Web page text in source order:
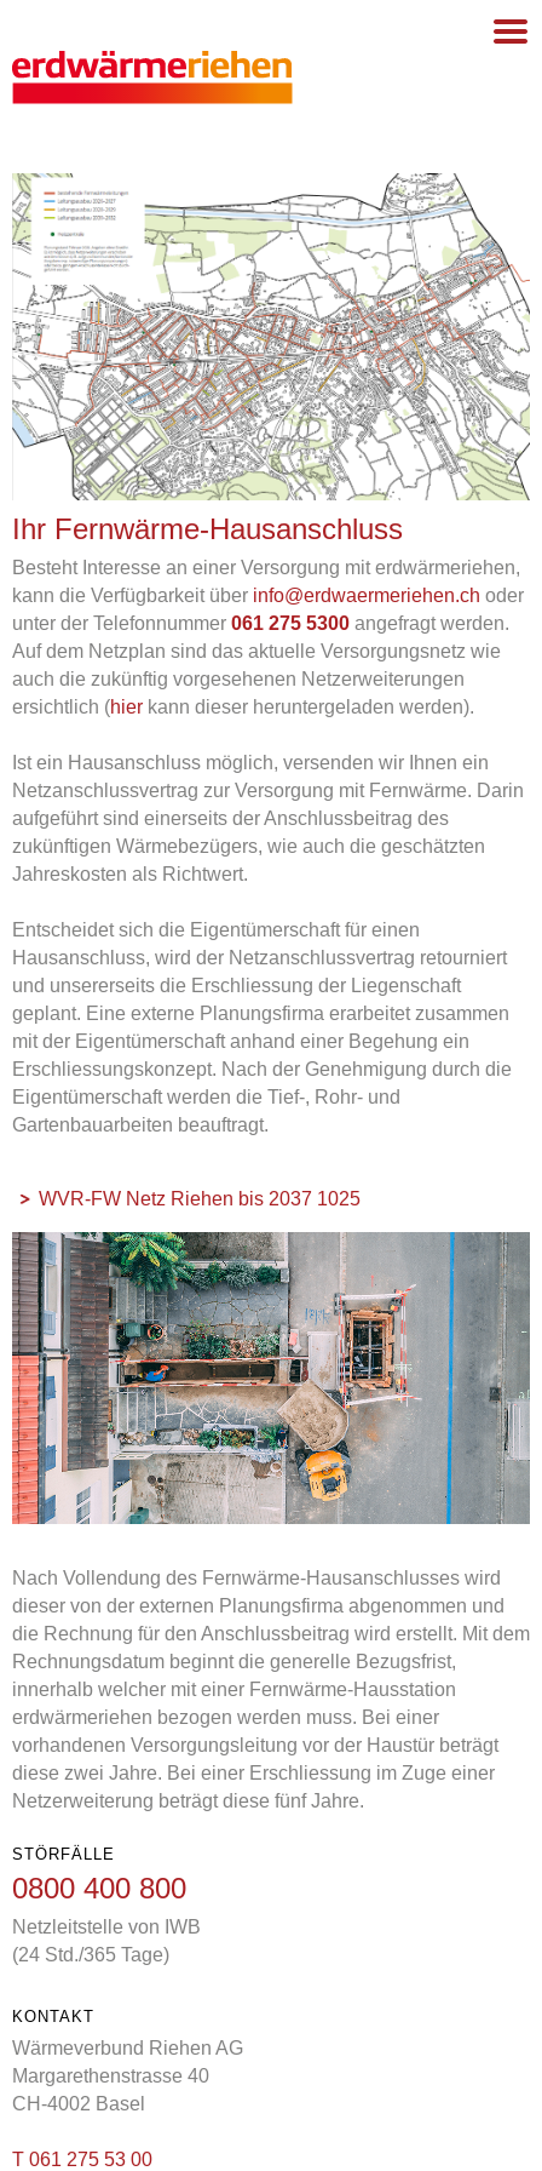
Ihr Fernwärme-Hausanschluss
Besteht Interesse an einer Versorgung mit erdwärmeriehen,
kann die Verfügbarkeit über info@erdwaermeriehen.ch oder
unter der Telefonnummer 061 275 5300 angefragt werden.
Auf dem Netzplan sind das aktuelle Versorgungsnetz wie
auch die zukünftig vorgesehenen Netzerweiterungen
ersichtlich (hier kann dieser heruntergeladen werden).
Ist ein Hausanschluss möglich, versenden wir Ihnen ein
Netzanschlussvertrag zur Versorgung mit Fernwärme. Darin
aufgeführt sind einerseits der Anschlussbeitrag des
zukünftigen Wärmebezügers, wie auch die geschätzten
Jahreskosten als Richtwert.
Entscheidet sich die Eigentümerschaft für einen
Hausanschluss, wird der Netzanschlussvertrag retourniert
und unsererseits die Erschliessung der Liegenschaft
geplant. Eine externe Planungsfirma erarbeitet zusammen
mit der Eigentümerschaft anhand einer Begehung ein
Erschliessungskonzept. Nach der Genehmigung durch die
Eigentümerschaft werden die Tief-, Rohr- und
Gartenbauarbeiten beauftragt.
WVR-FW Netz Riehen bis 2037 1025
Nach Vollendung des Fernwärme-Hausanschlusses wird
dieser von der externen Planungsfirma abgenommen und
die Rechnung für den Anschlussbeitrag wird erstellt. Mit dem
Rechnungsdatum beginnt die generelle Bezugsfrist,
innerhalb welcher mit einer Fernwärme-Hausstation
erdwärmeriehen bezogen werden muss. Bei einer
vorhandenen Versorgungsleitung vor der Haustür beträgt
diese zwei Jahre. Bei einer Erschliessung im Zuge einer
Netzerweiterung beträgt diese fünf Jahre.
STÖRFÄLLE
0800 400 800
Netzleitstelle von IWB
(24 Std./365 Tage)
KONTAKT
Wärmeverbund Riehen AG
Margarethenstrasse 40
CH-4002 Basel
T 061 275 53 00